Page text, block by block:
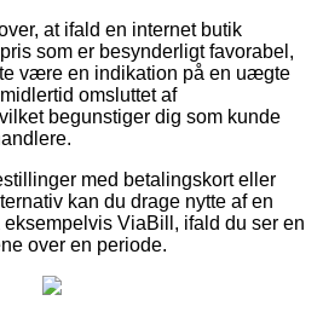
at ifald en internet butik
som er besynderligt favorabel,
være en indikation på en uægte
omsluttet af
begunstiger dig som kunde
med betalingskort eller
kan du drage nytte af en
eksempelvis ViaBill, ifald du ser en
over en periode.